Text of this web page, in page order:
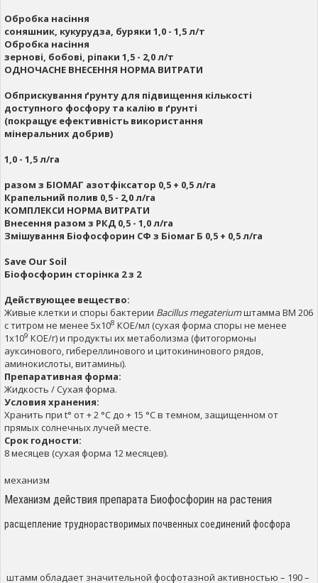
Обробка насіння
соняшник, кукурудза, буряки 1,0 - 1,5 л/т
Обробка насіння
зернові, бобові, ріпаки 1,5 - 2,0 л/т
ОДНОЧАСНЕ ВНЕСЕННЯ НОРМА ВИТРАТИ
Обприскування ґрунту для підвищення кількості
доступного фосфору та калію в ґрунті
(покращує ефективність використання
мінеральних добрив)
1,0 - 1,5 л/га
разом з БІОМАГ азотфіксатор 0,5 + 0,5 л/га
Крапельний полив 0,5 - 2,0 л/га
КОМПЛЕКСИ НОРМА ВИТРАТИ
Внесення разом з РКД 0,5 - 1,0 л/га
Змішування Біофосфорин СФ з Біомаг Б 0,5 + 0,5 л/га
Save Our Soil
Біофосфорин сторінка 2 з 2
Действующее вещество:
Живые клетки и споры бактерии Bacillus megateriumштамма BM 206
с титром не менее 5х108 КОЕ/мл (сухая форма споры не менее
1х109 КОЕ/г) и продукты их метаболизма (фитогормоны
ауксинового, гибереллинового и цитокининового рядов,
аминокислоты, витамины).
Препаративная форма:
Жидкость / Сухая форма.
Условия хранения:
Хранить при t° от + 2 °С до + 15 °С в темном, защищенном от
прямых солнечных лучей месте.
Срок годности:
8 месяцев (сухая форма 12 месяцев).
механизм
Механизм действия препарата Биофосфорин на растения
расщепление труднорастворимых почвенных соединений фосфора
штамм обладает значительной фосфотазной активностью – 190 –